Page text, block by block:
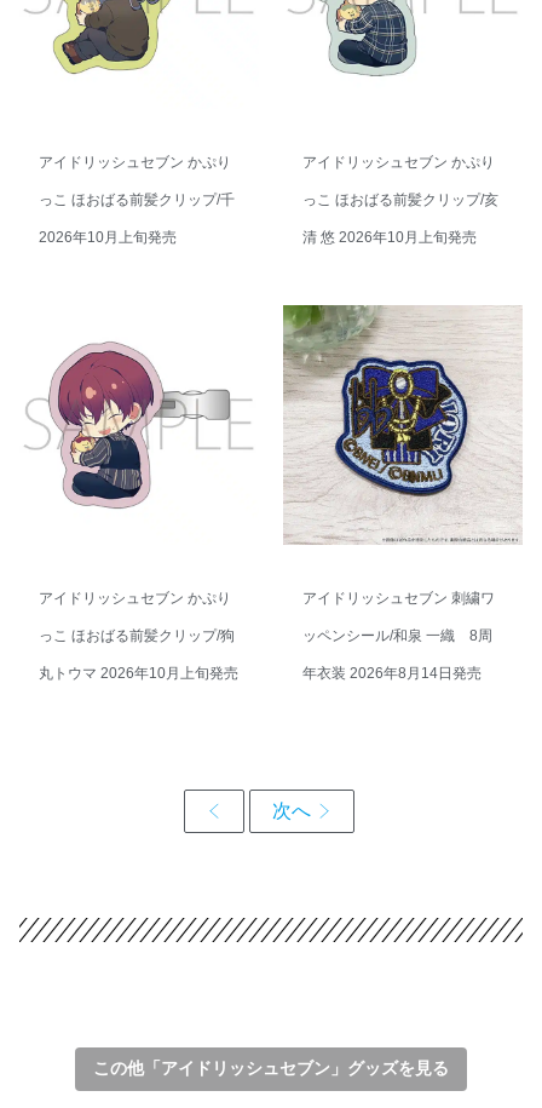
アイドリッシュセブン かぷり
っこ ほおばる前髪クリップ/千
2026年10月上旬発売
アイドリッシュセブン かぷり
っこ ほおばる前髪クリップ/亥
清 悠 2026年10月上旬発売
アイドリッシュセブン かぷり
っこ ほおばる前髪クリップ/狗
丸トウマ 2026年10月上旬発売
アイドリッシュセブン 刺繍ワ
ッペンシール/和泉 一織 8周
年衣装 2026年8月14日発売
この他「アイドリッシュセブン」グッズを見る